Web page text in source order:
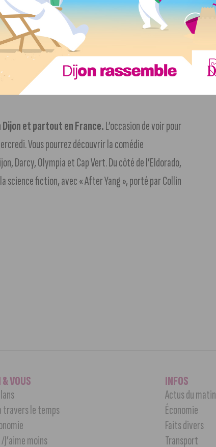
festival Sons d’une Nuits d’été, à Nuits-
le top départ de la 17ème édition donné par les
Chico & The Gypsies, enfin pour clôturer, le
Dijon et partout en France.L’occasion de voir pour
Vous pourrez découvrir la comédie
Darcy, Olympia et Cap Vert. Du côté de l’Eldorado,
science fiction, avec « After Yang », porté par Collin
& VOUS
travers le temps
/J’aime moins
INFOS
Actus du matin
Économie
Faits divers
Transport